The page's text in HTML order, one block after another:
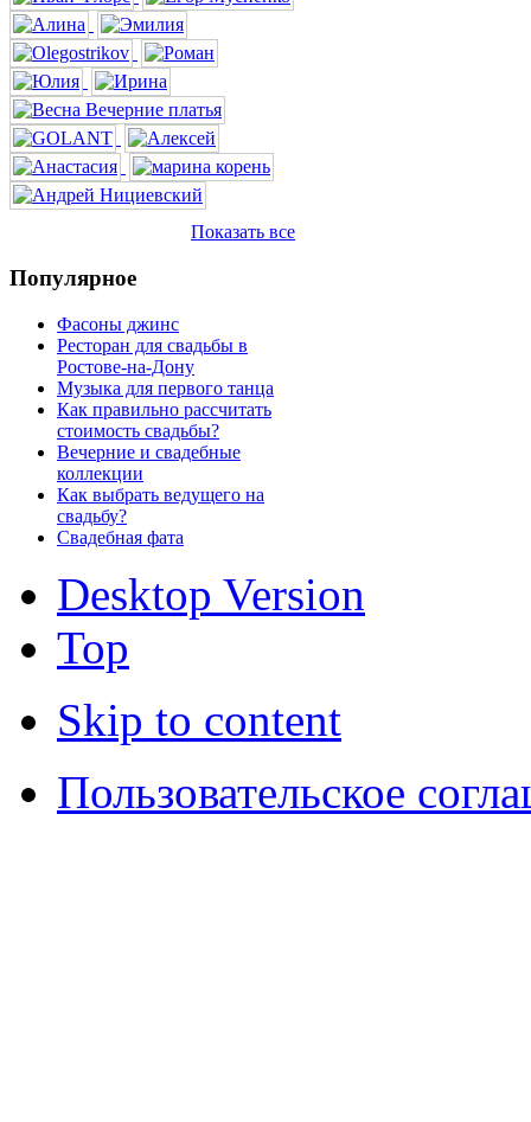
Показать все
Популярное
Фасоны джинс
Ресторан для свадьбы в
Ростове-на-Дону
Музыка для первого танца
Как правильно рассчитать
стоимость свадьбы?
Вечерние и свадебные
коллекции
Как выбрать ведущего на
свадьбу?
Свадебная фата
Desktop Version
Top
Skip to content
Пользовательское